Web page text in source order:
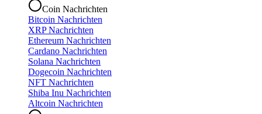
Coin Nachrichten
Bitcoin Nachrichten
XRP Nachrichten
Ethereum Nachrichten
Cardano Nachrichten
Solana Nachrichten
Dogecoin Nachrichten
NFT Nachrichten
Shiba Inu Nachrichten
Altcoin Nachrichten